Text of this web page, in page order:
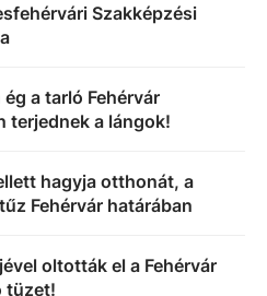
Szakképzési
a tarló Fehérvár
terjednek a lángok!
hagyja otthonát, a
Fehérvár határában
oltották el a Fehérvár
tüzet!